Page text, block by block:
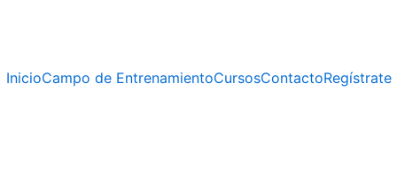
InicioCampo de EntrenamientoCursosContactoRegístrate